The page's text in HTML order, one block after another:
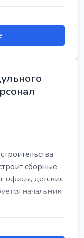
сборные
офисы, детские
начальник